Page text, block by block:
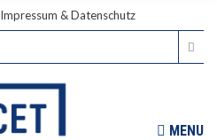
Impressum & Datenschutz
MENU